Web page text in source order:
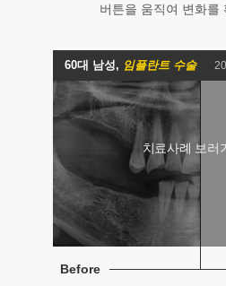
버튼을 움직여 변화를
60대 남성, 임플란트 수술
Before